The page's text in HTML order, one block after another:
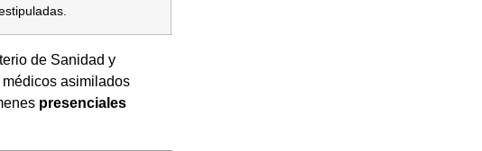
de Sanidad y
asimilados
presenciales